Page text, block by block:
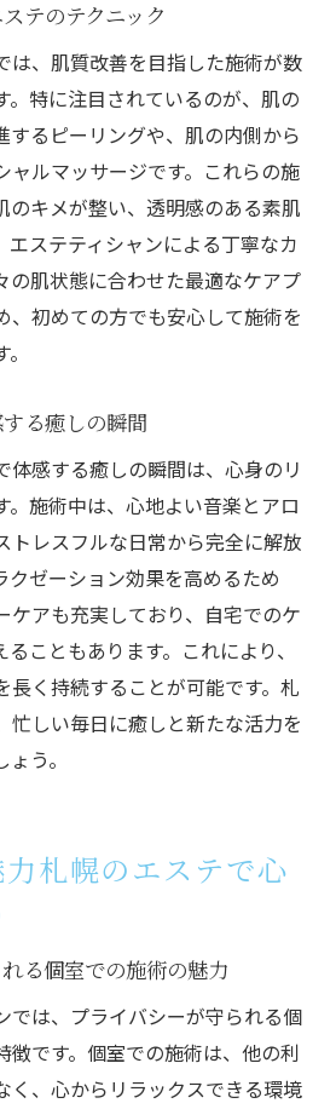
テのテクニック
は、肌質改善を目指した施術が数
。特に注目されているのが、肌の
するピーリングや、肌の内側から
ャルマッサージです。これらの施
のキメが整い、透明感のある素肌
エステティシャンによる丁寧なカ
の肌状態に合わせた最適なケアプ
、初めての方でも安心して施術を
る癒しの瞬間
体感する癒しの瞬間は、心身のリ
。施術中は、心地よい音楽とアロ
トレスフルな日常から完全に解放
クゼーション効果を高めるため
ケアも充実しており、自宅でのケ
こともあります。これにより、
長く持続することが可能です。札
忙しい毎日に癒しと新たな活力を
う。
札幌のエステで心
る個室での施術の魅力
では、プライバシーが守られる個
徴です。個室での施術は、他の利
く、心からリラックスできる環境